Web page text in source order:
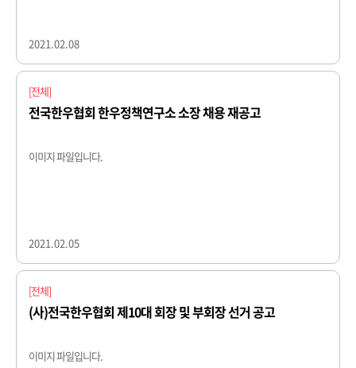
2021.02.08
[전체]
전국한우협회 한우정책연구소 소장 채용 재공고
이미지 파일입니다.
2021.02.05
[전체]
(사)전국한우협회 제10대 회장 및 부회장 선거 공고
이미지 파일입니다.